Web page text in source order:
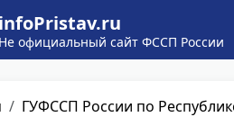
infoPristav.ru
Не официальный сайт ФССП России
ГУФССП России по